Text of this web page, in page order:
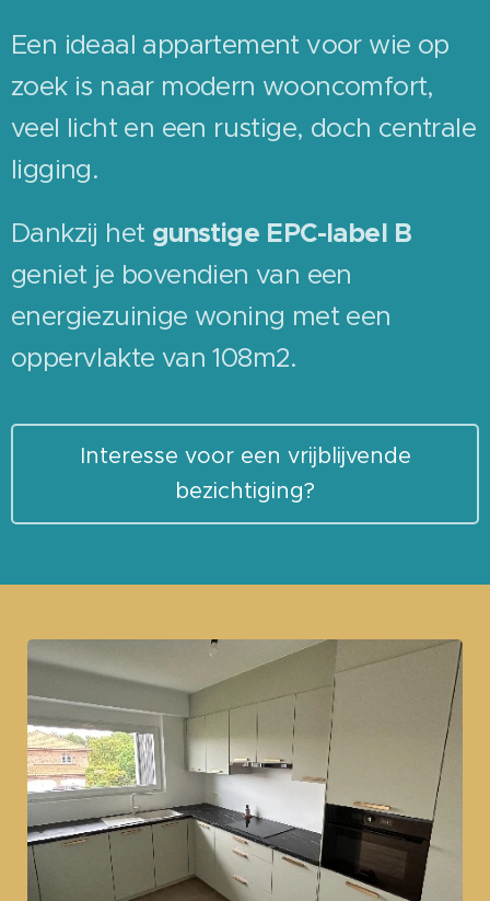
Een ideaal appartement voor wie op
zoek is naar modern wooncomfort,
veel licht en een rustige, doch centrale
ligging.
Dankzij het gunstige EPC-label B
geniet je bovendien van een
energiezuinige woning met een
oppervlakte van 108m2.
Interesse voor een vrijblijvende
bezichtiging?